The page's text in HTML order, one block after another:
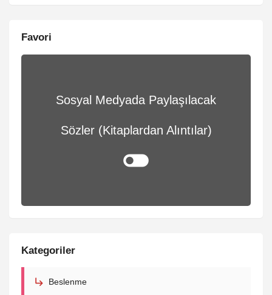
Favori
Sosyal Medyada Paylaşılacak
Sözler (Kitaplardan Alıntılar)
Kategoriler
Beslenme